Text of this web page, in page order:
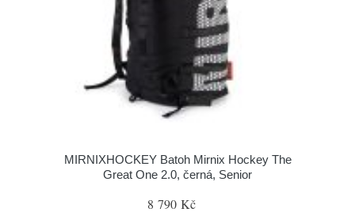
MIRNIXHOCKEY Batoh Mirnix Hockey The
Great One 2.0, černá, Senior
8 790 Kč